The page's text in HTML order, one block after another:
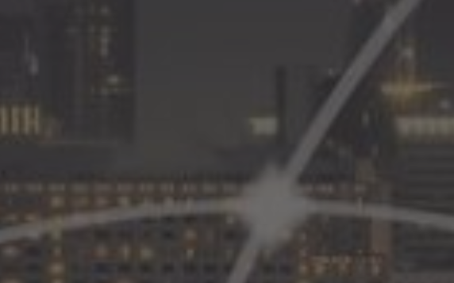
más reservas y